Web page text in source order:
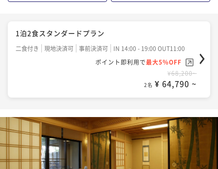
1泊2食スタンダードプラン
二食付き 現地決済可 事前決済可
IN 14:00 - 19:00 OUT11:00
ポイント即利用で最大5％OFF
¥68,200~
2名 ¥ 64,790 ~